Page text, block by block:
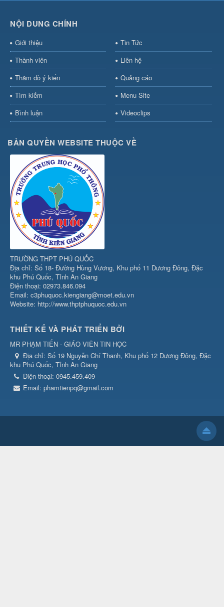
NỘI DUNG CHÍNH
Giới thiệu
Tin Tức
Thành viên
Liên hệ
Thăm dò ý kiến
Quảng cáo
Tìm kiếm
Menu Site
Bình luận
Videoclips
BẢN QUYỀN WEBSITE THUỘC VỀ
TRƯỜNG THPT PHÚ QUỐC
Địa chỉ: Số 18- Đường Hùng Vương, Khu phố 11 Dương Đông, Đặc
khu Phú Quốc, Tỉnh An Giang
Điện thoại: 02973.846.094
Email: c3phuquoc.kiengiang@moet.edu.vn
Website: http://www.thptphuquoc.edu.vn
THIẾT KẾ VÀ PHÁT TRIỂN BỞI
MR PHẠM TIẾN - GIÁO VIÊN TIN HỌC
Địa chỉ: Số 19 Nguyễn Chí Thanh, Khu phố 12 Dương Đông, Đặc
khu Phú Quốc, Tỉnh An Giang
Điện thoại: 0945.459.409
Email: phamtienpq@gmail.com